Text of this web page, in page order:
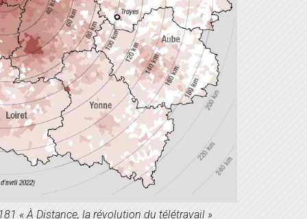
« À Distance, la révolution du télétravail »